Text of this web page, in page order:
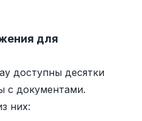
для
доступны десятки
с документами.
них: